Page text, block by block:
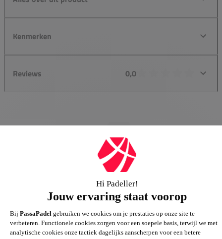
Kenmerken
Reviews 0,0
Groot assortiment
Gigantisch assortiment met meer dan 21.000+
artikelen